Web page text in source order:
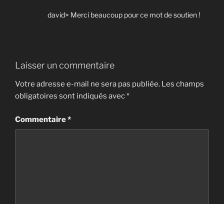
david> Merci beaucoup pour ce mot de soutien !
Laisser un commentaire
Votre adresse e-mail ne sera pas publiée. Les champs
obligatoires sont indiqués avec*
Commentaire*